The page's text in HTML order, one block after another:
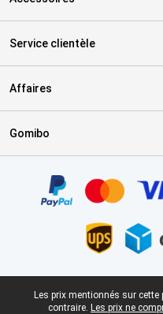
Service clientèle
Affaires
Gomibo
Pied-de-page légal
Les prix mentionnés sur
contraire. Les prix ne